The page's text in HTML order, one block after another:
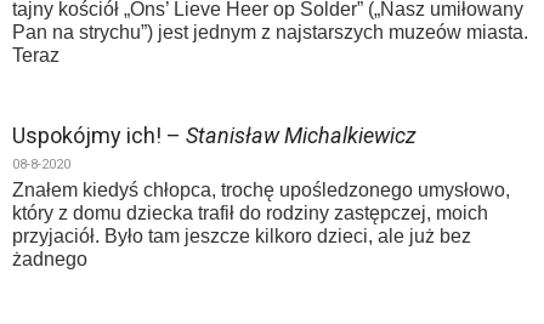
tajny kościół „Ons’ Lieve Heer op Solder” („Nasz umiłowany
Pan na strychu”) jest jednym z najstarszych muzeów miasta.
Teraz
Uspokójmy ich! – Stanisław Michalkiewicz
08-8-2020
Znałem kiedyś chłopca, trochę upośledzonego umysłowo,
który z domu dziecka trafił do rodziny zastępczej, moich
przyjaciół. Było tam jeszcze kilkoro dzieci, ale już bez
żadnego